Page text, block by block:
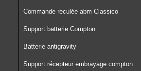
Commande reculée abm Classico
Support batterie Compton
Batterie antigravity
Support récepteur embrayage compton